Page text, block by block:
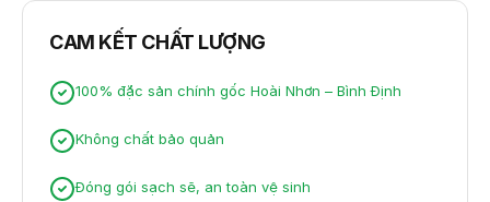
CAM KẾT CHẤT LƯỢNG
100% đặc sản chính gốc Hoài Nhơn – Bình Định
Không chất bảo quản
Đóng gói sạch sẽ, an toàn vệ sinh